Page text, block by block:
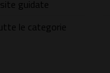
guidate
le categorie